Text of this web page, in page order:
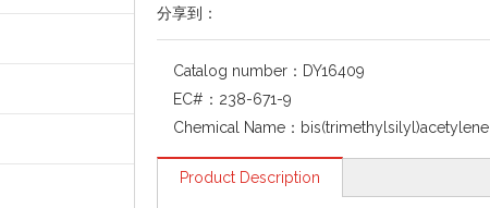
分享到：
Catalog number： DY16409
EC#： 238-671-9
Chemical Name： bis(trimethylsilyl)acetylene
Product Description